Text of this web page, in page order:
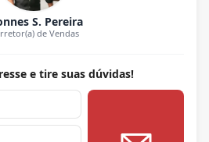
S. Pereira
de Vendas
e tire suas dúvidas!